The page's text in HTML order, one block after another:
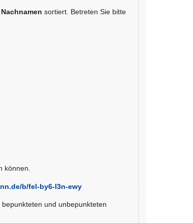
Nachnamen sortiert. Betreten Sie bitte
können.
b/fel-by6-l3n-ewy
und unbepunkteten